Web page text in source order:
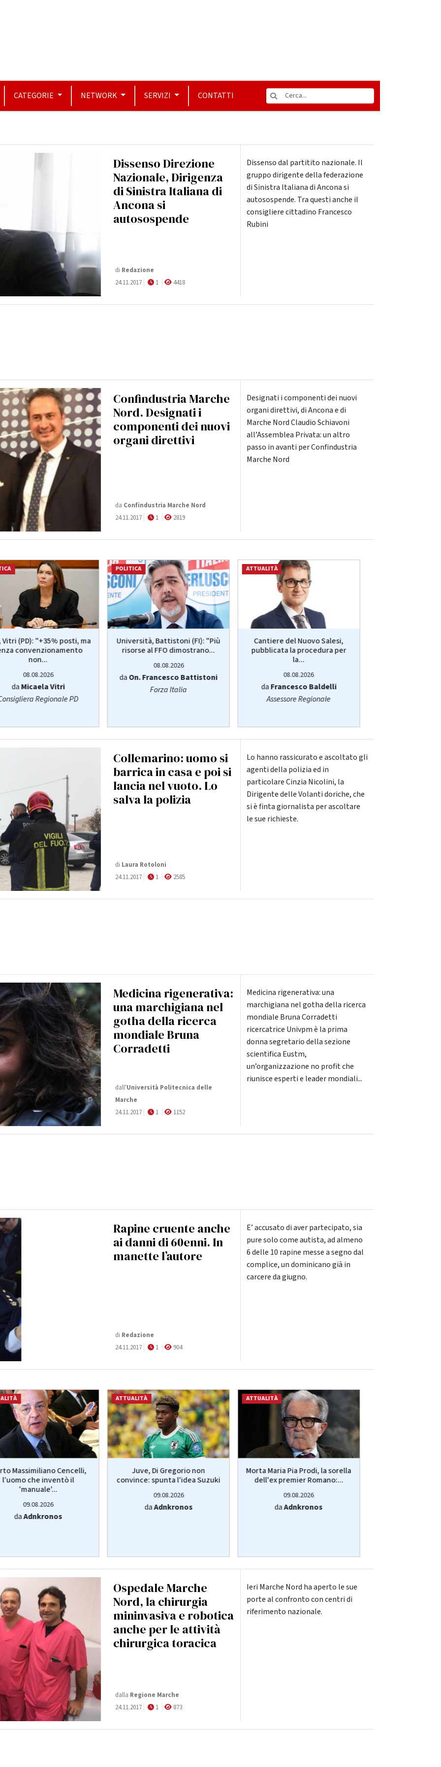
CATEGORIE NETWORK SERVIZI CONTATTI
Dissenso Direzione
Nazionale, Dirigenza
di Sinistra Italiana di
Ancona si
autosospende
di Redazione
24.11.2017
1 4418
Dissenso dal partitito nazionale. Il
gruppo dirigente della federazione
di Sinistra Italiana di Ancona si
autosospende. Tra questi anche il
consigliere cittadino Francesco
Rubini
Confindustria Marche
Nord. Designati i
componenti dei nuovi
organi direttivi
da Confindustria Marche Nord
24.11.2017
1 2819
Designati i componenti dei nuovi
organi direttivi, di Ancona e di
Marche Nord Claudio Schiavoni
all’Assemblea Privata: un altro
passo in avanti per Confindustria
Marche Nord
Vitri (PD): "+35% posti, ma
convenzionamento
non...
08.08.2026
daMicaela Vitri
Regionale PD
POLITICA
Università, Battistoni (FI): "Più
risorse al FFO dimostrano...
08.08.2026
daOn. Francesco Battistoni
Forza Italia
ATTUALITÀ
Cantiere del Nuovo Salesi,
pubblicata la procedura per
la...
08.08.2026
daFrancesco Baldelli
Assessore Regionale
Collemarino: uomo si
barrica in casa e poi si
lancia nel vuoto. Lo
salva la polizia
di Laura Rotoloni
24.11.2017
1 2585
Lo hanno rassicurato e ascoltato gli
agenti della polizia ed in
particolare Cinzia Nicolini, la
Dirigente delle Volanti doriche, che
si è finta giornalista per ascoltare
le sue richieste.
Medicina rigenerativa:
una marchigiana nel
gotha della ricerca
mondiale Bruna
Corradetti
dall'Università Politecnica delle
Marche
24.11.2017
1 1152
Medicina rigenerativa: una
marchigiana nel gotha della ricerca
mondiale Bruna Corradetti
ricercatrice Univpm è la prima
donna segretario della sezione
scientifica Eustm,
un’organizzazione no profit che
riunisce esperti e leader mondiali...
Rapine cruente anche
ai danni di 60enni. In
manette l’autore
di Redazione
24.11.2017
1 904
E’ accusato di aver partecipato, sia
pure solo come autista, ad almeno
6 delle 10 rapine messe a segno dal
complice, un dominicano già in
carcere da giugno.
Massimiliano Cencelli,
l’uomo che inventò il
'manuale'...
09.08.2026
daAdnkronos
ATTUALITÀ
Juve, Di Gregorio non
convince: spunta l'idea Suzuki
09.08.2026
daAdnkronos
ATTUALITÀ
Morta Maria Pia Prodi, la sorella
dell'ex premier Romano:...
09.08.2026
daAdnkronos
Ospedale Marche
Nord, la chirurgia
mininvasiva e robotica
anche per le attività
chirurgica toracica
dalla Regione Marche
24.11.2017
1 873
Ieri Marche Nord ha aperto le sue
porte al confronto con centri di
riferimento nazionale.